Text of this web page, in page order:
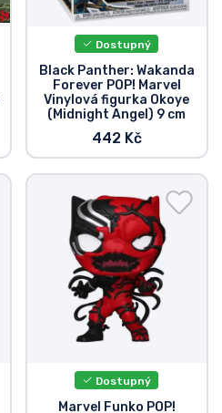
Dostupný
Black Panther: Wakanda
Forever POP! Marvel
Vinylová figurka Okoye
(Midnight Angel) 9 cm
442 Kč
Dostupný
Marvel Funko POP!